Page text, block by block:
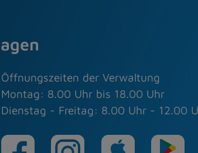
Öffnungszeiten der Verwaltung
Montag: 8.00 Uhr bis 18.00 Uhr
Dienstag - Freitag: 8.00 Uhr - 12.00